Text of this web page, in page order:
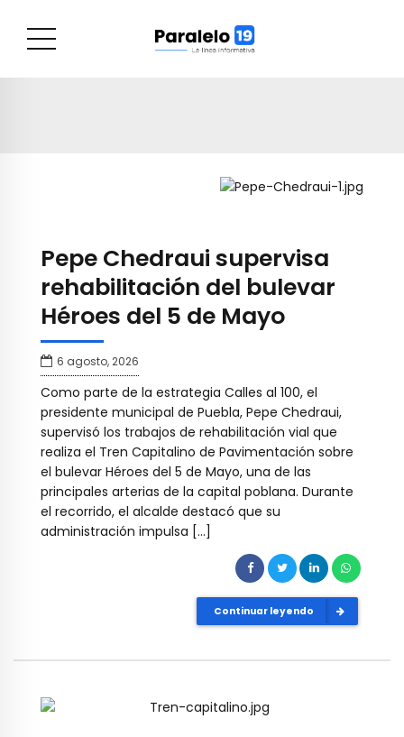
Pepe Chedraui supervisa
rehabilitación del bulevar
Héroes del 5 de Mayo
6 agosto, 2026
Como parte de la estrategia Calles al 100, el
presidente municipal de Puebla, Pepe Chedraui,
supervisó los trabajos de rehabilitación vial que
realiza el Tren Capitalino de Pavimentación sobre
el bulevar Héroes del 5 de Mayo, una de las
principales arterias de la capital poblana. Durante
el recorrido, el alcalde destacó que su
administración impulsa […]
Continuar leyendo